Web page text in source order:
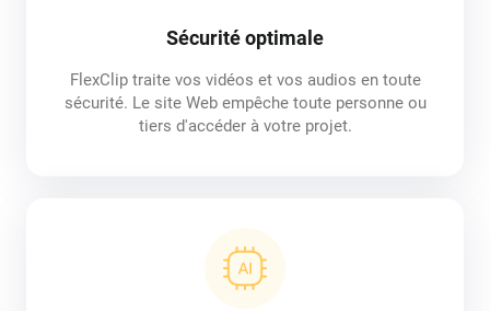
Sécurité optimale
FlexClip traite vos vidéos et vos audios en toute
sécurité. Le site Web empêche toute personne ou
tiers d'accéder à votre projet.